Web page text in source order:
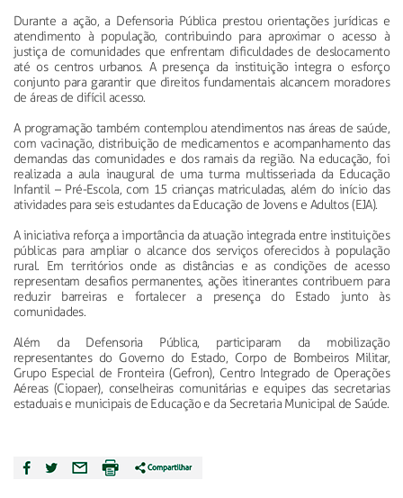
Durante a ação, a Defensoria Pública prestou orientações jurídicas e
atendimento à população, contribuindo para aproximar o acesso à
justiça de comunidades que enfrentam dificuldades de deslocamento
até os centros urbanos. A presença da instituição integra o esforço
conjunto para garantir que direitos fundamentais alcancem moradores
de áreas de difícil acesso.
A programação também contemplou atendimentos nas áreas de saúde,
com vacinação, distribuição de medicamentos e acompanhamento das
demandas das comunidades e dos ramais da região. Na educação, foi
realizada a aula inaugural de uma turma multisseriada da Educação
Infantil – Pré-Escola, com 15 crianças matriculadas, além do início das
atividades para seis estudantes da Educação de Jovens e Adultos (EJA).
A iniciativa reforça a importância da atuação integrada entre instituições
públicas para ampliar o alcance dos serviços oferecidos à população
rural. Em territórios onde as distâncias e as condições de acesso
representam desafios permanentes, ações itinerantes contribuem para
reduzir barreiras e fortalecer a presença do Estado junto às
comunidades.
Além da Defensoria Pública, participaram da mobilização
representantes do Governo do Estado, Corpo de Bombeiros Militar,
Grupo Especial de Fronteira (Gefron), Centro Integrado de Operações
Aéreas (Ciopaer), conselheiras comunitárias e equipes das secretarias
estaduais e municipais de Educação e da Secretaria Municipal de Saúde.